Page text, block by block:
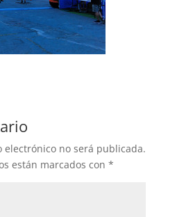
electrónico no será publicada.
están marcados con *